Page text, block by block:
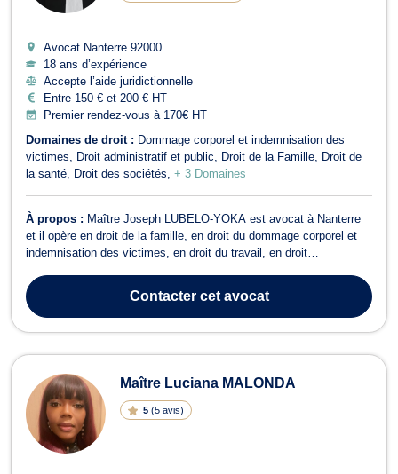
Avocat Nanterre 92000
18 ans d’expérience
Accepte l’aide juridictionnelle
Entre 150 € et 200 € HT
Premier rendez-vous à 170€ HT
Domaines de droit : Dommage corporel et indemnisation des
victimes
Droit administratif et public Droit de la Famille
Droit de
la santé
Droit des sociétés + 3 Domaines
À propos : Maître Joseph LUBELO-YOKA est avocat à Nanterre
et il opère en droit de la famille, en droit du dommage corporel et
indemnisation des victimes, en droit du travail, en droit
Tout d’abord, Maître Joseph LUBELO-YOKA propose conseils et
assistance en droit...Contactercet avocat
Maître Luciana MALONDA
5 (5 avis)